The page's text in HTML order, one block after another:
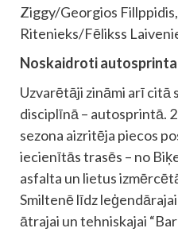
Ziggy/Georgios
Ritenieks/Fēlikss
Noskaidroti
Uzvarētāji zināmi arī citā
disciplīnā – autosprintā.
sezona aizritēja piecos
iecienītās trasēs – no
asfalta un lietus
Smiltenē līdz
ātrajai un tehniskajai